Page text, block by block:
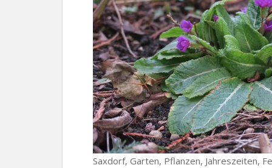
Saxdorf, Garten, Pflanzen, Jahreszeiten,